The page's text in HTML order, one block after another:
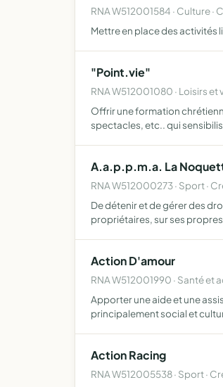
RNA W512001584 · Culture ·
Mettre en place des activités
"Point.vie"
RNA W512001080 · Loisirs et
Offrir une formation
spectacles, etc.. qui
A.a.p.p.m.a. La
RNA W512000273 · Sport ·
De détenir et de gérer des
propriétaires, sur ses
Action D'amour
RNA W512001990 · Santé et
Apporter une aide et une
principalement social et
Action Racing
RNA W512005538 · Sport ·